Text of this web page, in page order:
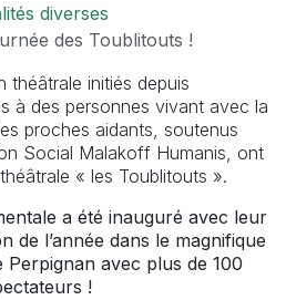
diverses
des Toublitouts !
théâtrale initiés depuis
à des personnes vivant avec la
proches aidants, soutenus
Social Malakoff Humanis, ont
« les Toublitouts ».
a été inauguré avec leur
de l’année dans le magnifique
Perpignan avec plus de 100
!